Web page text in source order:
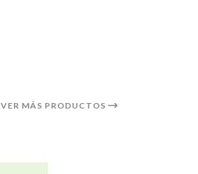
VER MÁS PRODUCTOS